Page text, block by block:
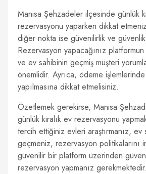
Manisa Şehzadeler ilçesinde günlük
rezervasyonu yaparken dikkat
diğer nokta ise güvenilirlik ve güvenlik
Rezervasyon yapacağınız platformun
ve ev sahibinin geçmiş müşteri
önemlidir. Ayrıca, ödeme
yapılmasına dikkat etmelisiniz.
Özetlemek gerekirse, Manisa
günlük kiralık ev rezervasyonu
tercih ettiğiniz evleri araştırmanız, ev
geçmeniz, rezervasyon politikalarını
güvenilir bir platform üzerinden
rezervasyon yapmanız gerekmektedir.